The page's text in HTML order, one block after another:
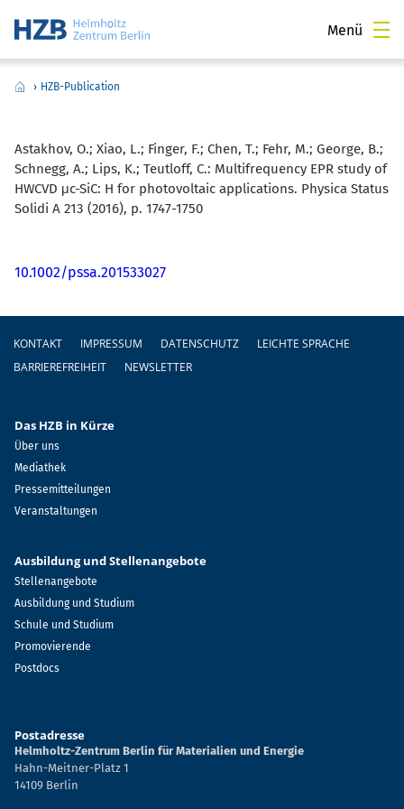
Menü
› HZB-Publication
Astakhov, O.; Xiao, L.; Finger, F.; Chen, T.; Fehr, M.; George, B.;
Schnegg, A.; Lips, K.; Teutloff, C.: Multifrequency EPR study of
HWCVD μc-SiC: H for photovoltaic applications. Physica Status
Solidi A 213 (2016), p. 1747-1750
10.1002/pssa.201533027
Fußzeile
KONTAKT IMPRESSUM DATENSCHUTZ
LEICHTE SPRACHE
BARRIEREFREIHEIT
NEWSLETTER
Das HZB in Kürze
Über uns
Mediathek
Pressemitteilungen
Veranstaltungen
Ausbildung und Stellenangebote
Stellenangebote
Ausbildung und Studium
Schule und Studium
Promovierende
Postdocs
Postadresse
Helmholtz-Zentrum Berlin für Materialien und Energie
Hahn-Meitner-Platz 1
14109 Berlin